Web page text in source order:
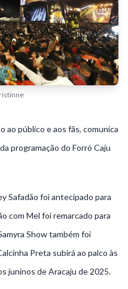
ao público e aos fãs, comunica
programação do Forró Caju
Safadão foi antecipado para
com Mel foi remarcado para
Show também foi
Preta subirá ao palco às
juninos de Aracaju de 2025.